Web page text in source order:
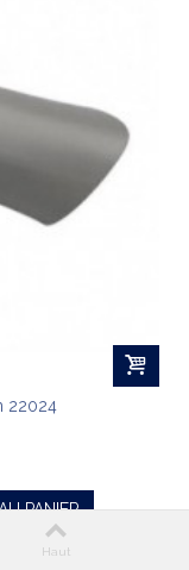
22024
PANIER
Haut